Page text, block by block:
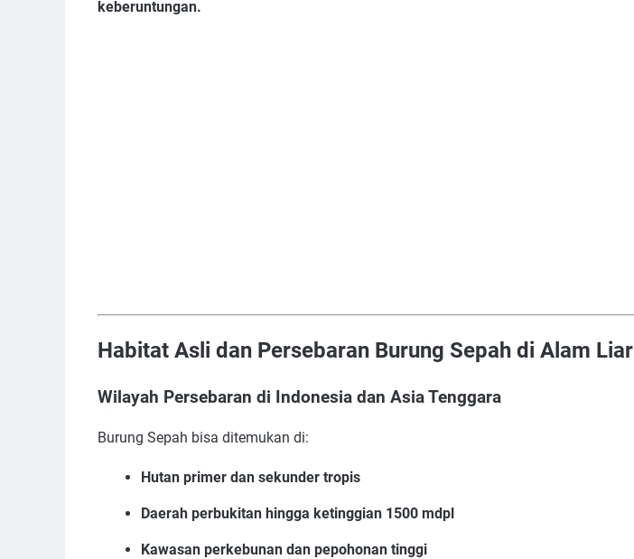
keberuntungan.
Habitat Asli dan Persebaran Burung Sepah di Alam Liar
Wilayah Persebaran di Indonesia dan Asia Tenggara
Burung Sepah bisa ditemukan di:
Hutan primer dan sekunder tropis
Daerah perbukitan hingga ketinggian 1500 mdpl
Kawasan perkebunan dan pepohonan tinggi